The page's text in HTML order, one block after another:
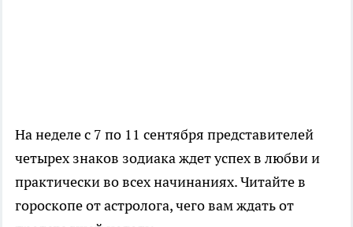
На неделе с 7 по 11 сентября представителей
четырех знаков зодиака ждет успех в любви и
практически во всех начинаниях. Читайте в
гороскопе от астролога, чего вам ждать от